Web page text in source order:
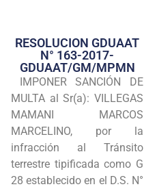
Transparencia
Seguridad
Programas
Intranet
RESOLUCION GDUAAT
N° 163-2017-
GDUAAT/GM/MPMN
IMPONER SANCIÓN DE
MULTA al Sr(a): VILLEGAS
MAMANI MARCOS
MARCELINO, por la
infracción al Tránsito
terrestre tipificada como G
28 establecido en el D.S. N°